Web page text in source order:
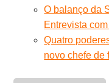
O balanço da
Entrevista
Quatro
novo chefe de